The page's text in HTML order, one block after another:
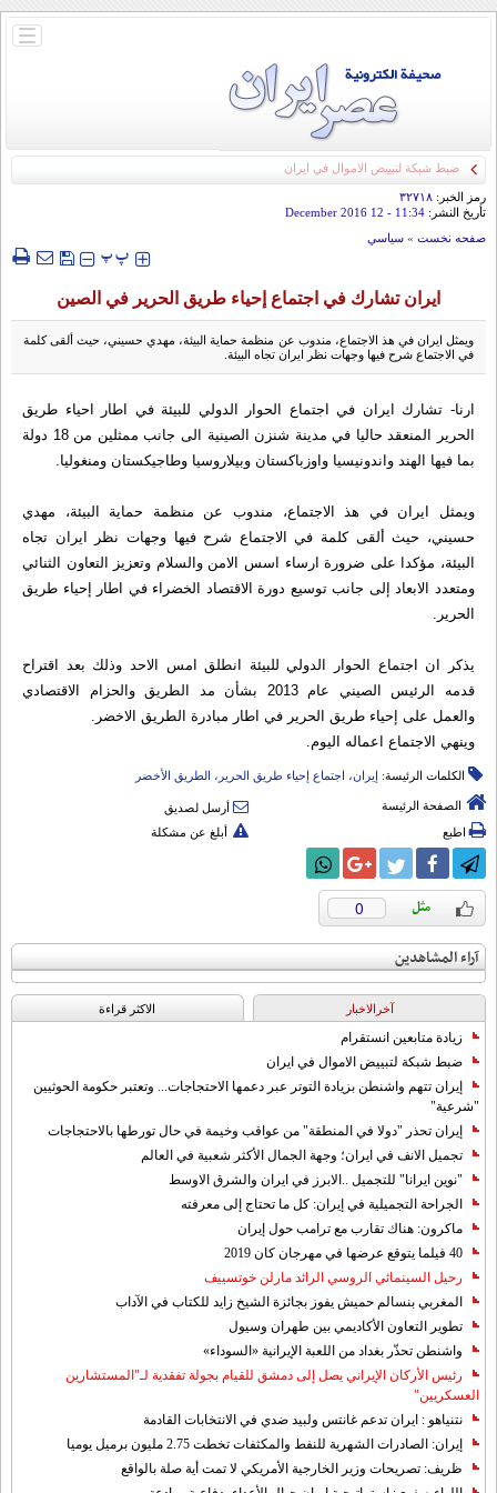
باز
ضبط شبكة لتبييض الاموال في ايران
رمز الخبر: ۳۲۷۱۸
تأريخ النشر: 11:34
- 12 December 2016
صفحه نخست » سياسي
‍‍‍ پپ
ايران تشارك في اجتماع إحياء طريق الحرير في الصين
ويمثل ايران في هذ الاجتماع، مندوب عن منظمة حماية البيئة، مهدي حسيني، حيث ألقى كلمة
في الاجتماع شرح فيها وجهات نظر ايران تجاه البيئة.
ارنا- تشارك ايران في اجتماع الحوار الدولي للبيئة في اطار احياء طريق
الحرير المنعقد حاليا في مدينة شنزن الصينية الى جانب ممثلين من 18 دولة
بما فيها الهند واندونيسيا واوزباكستان وبيلاروسيا وطاجيكستان ومنغوليا.
ويمثل ايران في هذ الاجتماع، مندوب عن منظمة حماية البيئة، مهدي
حسيني، حيث ألقى كلمة في الاجتماع شرح فيها وجهات نظر ايران تجاه
البيئة، مؤكدا على ضرورة ارساء اسس الامن والسلام وتعزيز التعاون الثنائي
ومتعدد الابعاد إلى جانب توسيع دورة الاقتصاد الخضراء في اطار إحياء طريق
الحرير.
يذكر ان اجتماع الحوار الدولي للبيئة انطلق امس الاحد وذلك بعد اقتراح
قدمه الرئيس الصيني عام 2013 بشأن مد الطريق والحزام الاقتصادي
والعمل على إحياء طريق الحرير في اطار مبادرة الطريق الاخضر.
وينهي الاجتماع اعماله اليوم.
الكلمات الرئيسة: إيران، اجتماع إحياء طريق الحرير، الطريق الأخضر
الصفحة الرئيسة
أرسل لصديق
اطبع
أبلغ عن مشكلة
0
آراء المشاهدين
آخرالاخبار الاکثر قراءة
زيادة متابعين انستقرام
ضبط شبكة لتبييض الاموال في ايران
إيران تتهم واشنطن بزيادة التوتر عبر دعمها الاحتجاجات... وتعتبر حكومة الحوثيين
"شرعية"
إيران تحذر "دولا في المنطقة" من عواقب وخيمة في حال تورطها بالاحتجاجات
تجميل الانف في ايران؛ وجهة الجمال الأكثر شعبية في العالم
"نوين ايرانا" للتجميل ..الابرز في ايران والشرق الاوسط
الجراحة التجميلية في إيران: كل ما تحتاج إلى معرفته
ماكرون: هناك تقارب مع ترامب حول إيران
40 فيلما يتوقع عرضها في مهرجان كان 2019
رحيل السينمائي الروسي الرائد مارلن خوتسييف
المغربي بنسالم حميش يفوز بجائزة الشيخ زايد للكتاب في الآداب
تطوير التعاون الأكاديمي بين طهران وسيول
واشنطن تحذّر بغداد من اللعبة الإيرانية «السوداء»
رئيس الأركان الإيراني يصل إلى دمشق للقيام بجولة تفقدية لـ"المستشارين
العسكريين"
نتنياهو : ايران تدعم غانتس ولبيد ضدي في الانتخابات القادمة
إيران: الصادرات الشهریة للنفط والمكثفات تخطت 2.75 مليون برميل يوميا
ظريف: تصريحات وزير الخارجية الأمريكي لا تمت أية صلة بالواقع